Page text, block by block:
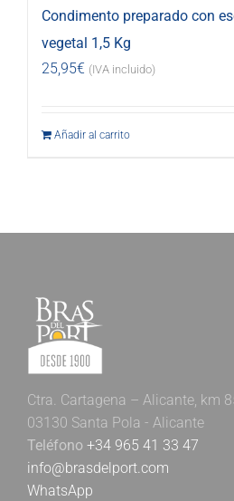
Condimento preparado con
vegetal 1,5 Kg
25,95€ (IVA incluido)
Añadir al carrito
Ctra. Cartagena – Alicante, km
03130 Santa Pola - Alicante
Teléfono +34 965 41 33 47
info@brasdelport.com
WhatsApp